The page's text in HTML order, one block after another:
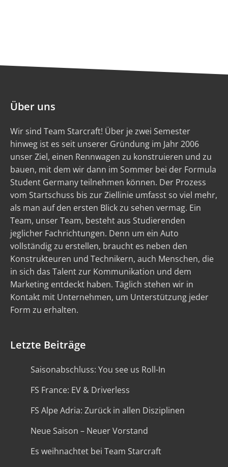
Über uns
Wir sind Team Starcraft! Über je zwei Semester
hinweg ist es seit unserer Gründung im Jahr 2006
unser Ziel, einen Rennwagen zu konstruieren und zu
bauen, mit dem wir dann im Sommer bei der Formula
Student Germany teilnehmen können. Der Prozess
vom Startschuss bis zur Ziellinie umfasst so viel mehr,
als man auf den ersten Blick zu sehen vermag. Ein
Team, unser Team, besteht aus Studierenden
jeglicher Fachrichtungen. Denn um ein Auto
vollständig zu erstellen, braucht es neben den
Konstrukteuren und Technikern, auch Menschen, die
in sich das Talent zur Kommunikation und dem
Marketing entdeckt haben. Täglich stehen wir in
Kontakt mit Unternehmen, um Unterstützung jeder
Form zu erhalten.
Letzte Beiträge
Saisonabschluss: You see us Roll-In
FS France: EV & Driverless
FS Alpe Adria: Zurück in allen Disziplinen
Neue Saison – Neuer Vorstand
Es weihnachtet bei Team Starcraft